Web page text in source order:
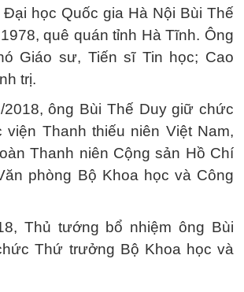
học Quốc gia Hà Nội Bùi Thế
quê quán tỉnh Hà Tĩnh. Ông
Giáo sư, Tiến sĩ Tin học; Cao
trị.
ông Bùi Thế Duy giữ chức
viện Thanh thiếu niên Việt Nam,
Thanh niên Cộng sản Hồ Chí
phòng Bộ Khoa học và Công
Thủ tướng bổ nhiệm ông Bùi
Thứ trưởng Bộ Khoa học và